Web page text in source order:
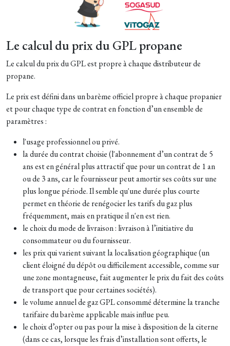
Le calcul du prix du GPL propane
Le calcul du prix du GPL est propre à chaque distributeur de
propane.
Le prix est défini dans un barème officiel propre à chaque propanier
et pour chaque type de contrat en fonction d’un ensemble de
paramètres :
l'usage professionnel ou privé.
la durée du contrat choisie (l'abonnement d’un contrat de 5
ans est en général plus attractif que pour un contrat de 1 an
ou de 3 ans, car le fournisseur peut amortir ses coûts sur une
plus longue période. Il semble qu'une durée plus courte
permet en théorie de renégocier les tarifs du gaz plus
fréquemment, mais en pratique il n'en est rien.
le choix du mode de livraison : livraison à l’initiative du
consommateur ou du fournisseur.
les prix qui varient suivant la localisation géographique (un
client éloigné du dépôt ou difficilement accessible, comme sur
une zone montagneuse, fait augmenter le prix du fait des coûts
de transport que pour certaines sociétés).
le volume annuel de gaz GPL consommé détermine la tranche
tarifaire du barème applicable mais influe peu.
le choix d’opter ou pas pour la mise à disposition de la citerne
(dans ce cas, lorsque les frais d’installation sont offerts, le